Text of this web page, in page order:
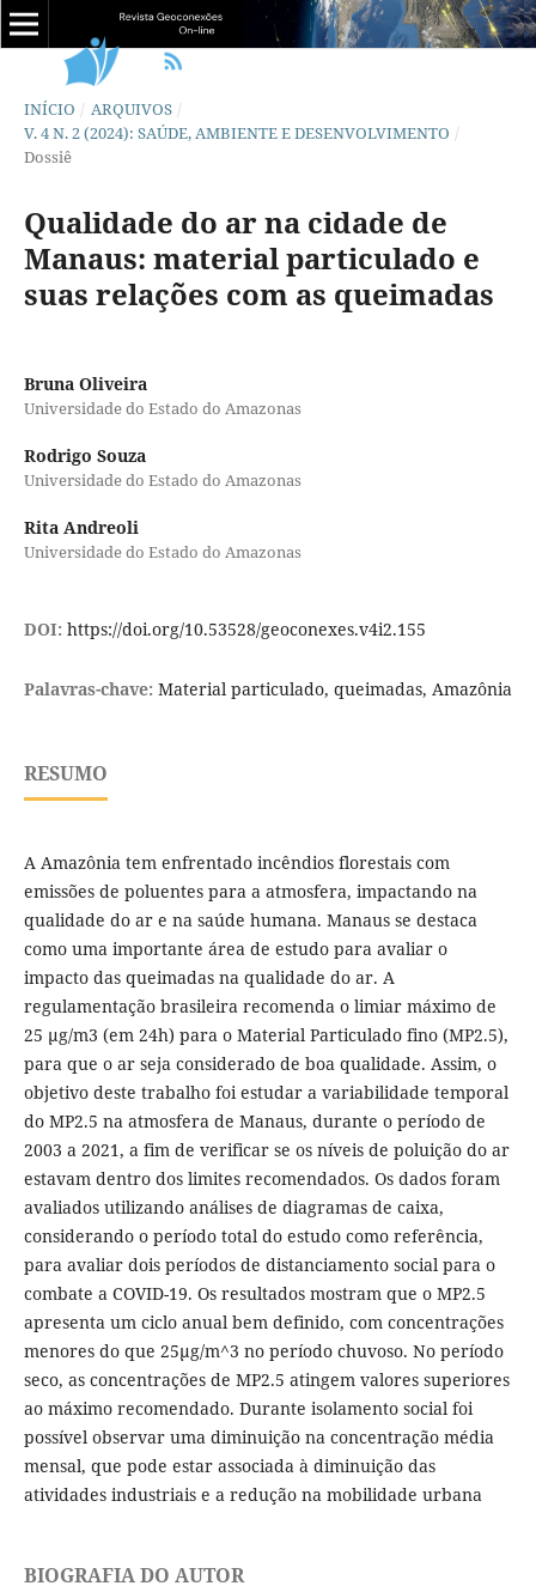
INÍCIO / ARQUIVOS /
V. 4 N. 2 (2024): SAÚDE, AMBIENTE E DESENVOLVIMENTO /
Dossiê
Qualidade do ar na cidade de
Manaus: material particulado e
suas relações com as queimadas
Bruna Oliveira
Universidade do Estado do Amazonas
Rodrigo Souza
Universidade do Estado do Amazonas
Rita Andreoli
Universidade do Estado do Amazonas
DOI: https://doi.org/10.53528/geoconexes.v4i2.155
Palavras-chave: Material particulado, queimadas, Amazônia
RESUMO
A Amazônia tem enfrentado incêndios florestais com
emissões de poluentes para a atmosfera, impactando na
qualidade do ar e na saúde humana. Manaus se destaca
como uma importante área de estudo para avaliar o
impacto das queimadas na qualidade do ar. A
regulamentação brasileira recomenda o limiar máximo de
25 µg/m3 (em 24h) para o Material Particulado fino (MP2.5),
para que o ar seja considerado de boa qualidade. Assim, o
objetivo deste trabalho foi estudar a variabilidade temporal
do MP2.5 na atmosfera de Manaus, durante o período de
2003 a 2021, a fim de verificar se os níveis de poluição do ar
estavam dentro dos limites recomendados. Os dados foram
avaliados utilizando análises de diagramas de caixa,
considerando o período total do estudo como referência,
para avaliar dois períodos de distanciamento social para o
combate a COVID-19. Os resultados mostram que o MP2.5
apresenta um ciclo anual bem definido, com concentrações
menores do que 25µg/m^3 no período chuvoso. No período
seco, as concentrações de MP2.5 atingem valores superiores
ao máximo recomendado. Durante isolamento social foi
possível observar uma diminuição na concentração média
mensal, que pode estar associada à diminuição das
atividades industriais e a redução na mobilidade urbana
BIOGRAFIA DO AUTOR